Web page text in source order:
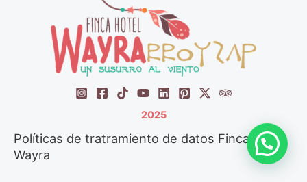
2025
Políticas de tratramiento de datos Finca Hotel
Wayra